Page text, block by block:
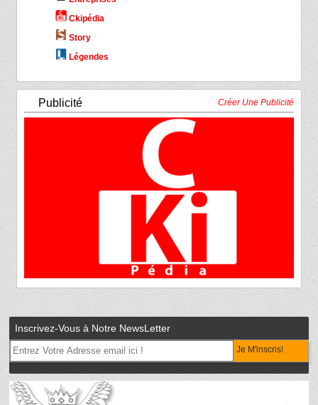
Ckipédia
Story
Légendes
Publicité Créer Une Publicité
Inscrivez-Vous à Notre NewsLetter
Je M'inscris!